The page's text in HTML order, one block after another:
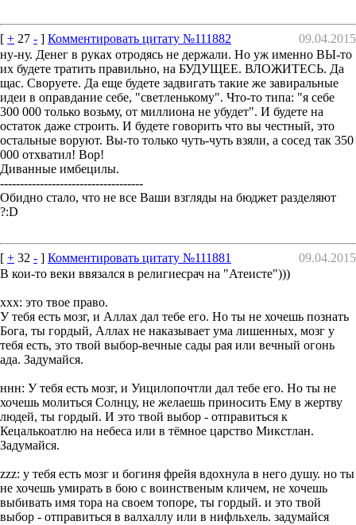
[ + 27 - ] Комментировать цитату №111882
09.04.2015
ну-ну. Денег в руках отродясь не держали. Но уж именно ВЫ-то
их будете тратить правильно, на БУДУЩЕЕ. ВЛОЖИТЕСЬ. Да
щас. Своруете. Да еще будете задвигать такие же завиральные
идеи в оправдание себе, "светленькому". Что-то типа: "я себе
300 000 только возьму, от миллиона не убудет". И будете на
остаток даже строить. И будете говорить что вы честный, это
остальные воруют. Вы-то только чуть-чуть взяли, а сосед так 350
000 отхватил! Вор!
Диванные имбецилы.
------------------------------------
Обидно стало, что не все Ваши взгляды на бюджет разделяют
?:D
[ + 32 - ] Комментировать цитату №111881
09.04.2015
В кои-то веки ввязался в религиесрач на "Атеисте")))
ххх: это твое право.
У тебя есть мозг, и Аллах дал тебе его. Но ты не хочешь познать
Бога, ты гордый, Аллах не наказывает ума лишенных, мозг у
тебя есть, это твой выбор-вечные сады рая или вечный огонь
ада. Задумайся.
ннн: У тебя есть мозг, и Уицилопочтли дал тебе его. Но ты не
хочешь молиться Солнцу, не желаешь приносить Ему в жертву
людей, ты гордый. И это твой выбор - отправиться к
Кецалькоатлю на небеса или в тёмное царство Микстлан.
Задумайся.
zzz: у тебя есть мозг и богиня фрейя вдохнула в него душу. но ты
не хочешь умирать в бою с воинственым кличем, не хочешь
выбивать имя тора на своем топоре, ты гордый. и это твой
выбор - отправиться в валхаллу или в нифльхель. задумайся